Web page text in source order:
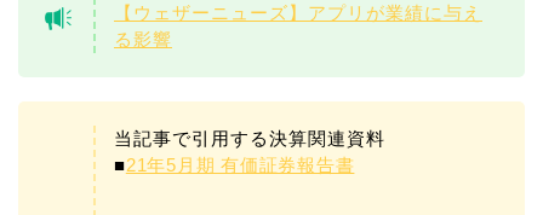
【ウェザーニューズ】アプリが業績に与え
る影響
当記事で引用する決算関連資料
■21年5月期 有価証券報告書